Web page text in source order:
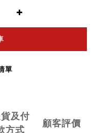
單
及付
方式
顧客評價